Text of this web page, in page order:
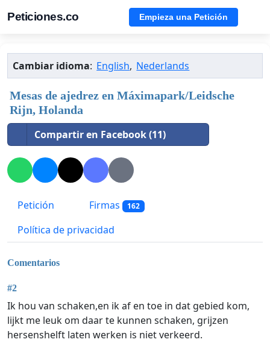
Peticiones.co Empieza una Petición
Cambiar idioma: English, Nederlands
Mesas de ajedrez en Máximapark/Leidsche
Rijn, Holanda
Compartir en Facebook (11)
Petición Firmas 162
Política de privacidad
Comentarios
#2
Ik hou van schaken,en ik af en toe in dat gebied kom,
lijkt me leuk om daar te kunnen schaken, grijzen
hersenshelft laten werken is niet verkeerd.